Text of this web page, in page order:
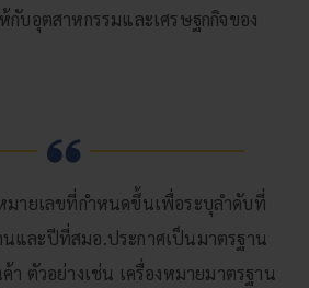
กับอุตสาหกรรมและเศรษฐกกิจของ
มายเลขที่กำหนดขึ้นเพื่อระบุลำดับที่
นและปีที่สมอ.ประกาศเป็นมาตรฐาน
า ตัวอย่างเช่น เครื่องหมายมาตรฐาน